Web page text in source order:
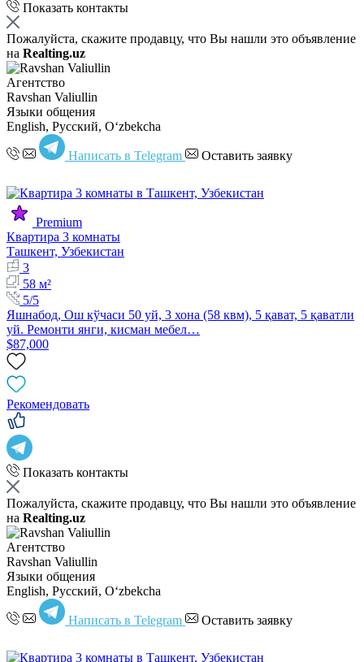
Показать контакты
Пожалуйста, скажите продавцу, что Вы нашли это объявление
на Realting.uz
Агентство
Ravshan Valiullin
Языки общения
English, Русский, Oʻzbekcha
Написать в Telegram Оставить заявку
Premium
Квартира 3 комнаты
Ташкент, Узбекистан
3
58 м²
5/5
Яшнабод, Ош кўчаси 50 уй, 3 хона (58 квм), 5 қават, 5 қаватли
уй. Ремонти янги, кисман мебел…
$87,000
Рекомендовать
Показать контакты
Пожалуйста, скажите продавцу, что Вы нашли это объявление
на Realting.uz
Агентство
Ravshan Valiullin
Языки общения
English, Русский, Oʻzbekcha
Написать в Telegram Оставить заявку